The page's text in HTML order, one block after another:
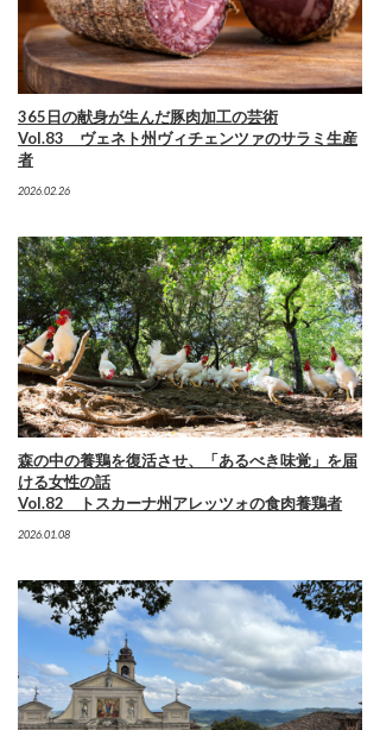
365日の献身が生んだ豚肉加工の芸術
Vol.83 ヴェネト州ヴィチェンツァのサラミ生産
者
2026.02.26
森の中の養鶏を復活させ、「あるべき味覚」を届
ける女性の話
Vol.82 トスカーナ州アレッツォの食肉養鶏者
2026.01.08